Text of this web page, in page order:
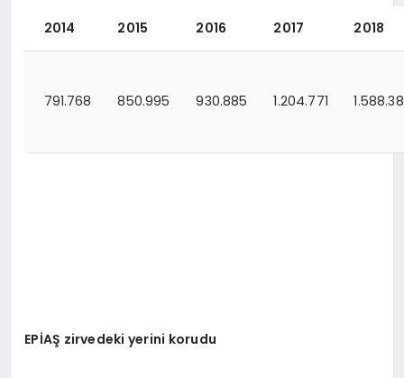
2014 2015 2016 2017 2018
791.768 850.995 930.885 1.204.771
EPİAŞ zirvedeki yerini korudu